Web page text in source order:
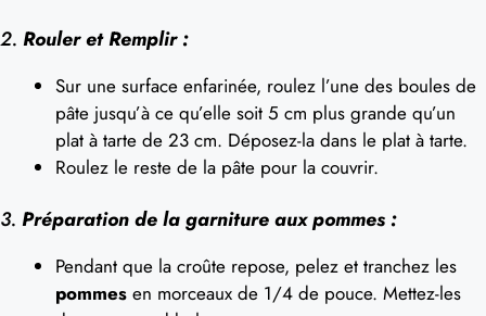
2. Rouler et Remplir :
Sur une surface enfarinée, roulez l’une des boules de
pâte jusqu’à ce qu’elle soit 5 cm plus grande qu’un
plat à tarte de 23 cm. Déposez-la dans le plat à tarte.
Roulez le reste de la pâte pour la couvrir.
3. Préparation de la garniture aux pommes :
Pendant que la croûte repose, pelez et tranchez les
pommes en morceaux de 1/4 de pouce. Mettez-les